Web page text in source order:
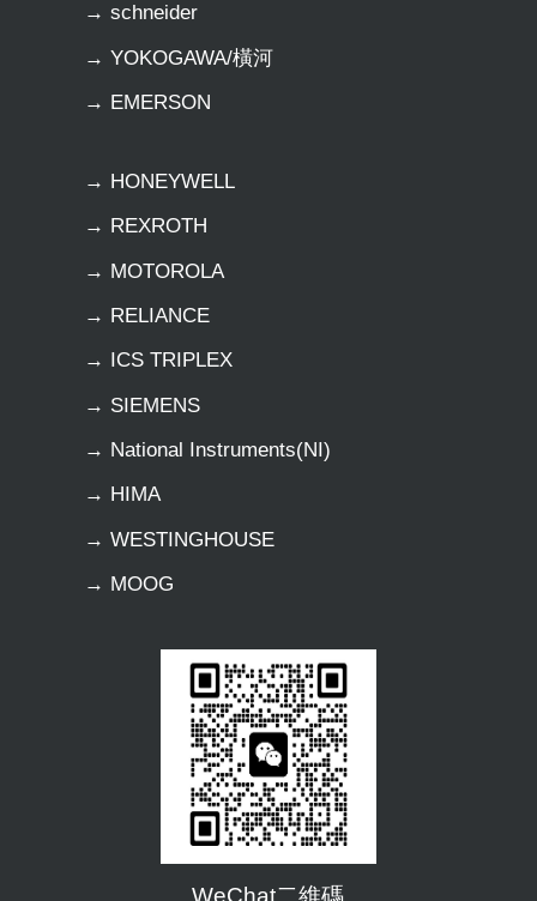
→ schneider
→ YOKOGAWA/橫河
→ EMERSON
→ HONEYWELL
→ REXROTH
→ MOTOROLA
→ RELIANCE
→ ICS TRIPLEX
→ SIEMENS
→ National Instruments(NI)
→ HIMA
→ WESTINGHOUSE
→ MOOG